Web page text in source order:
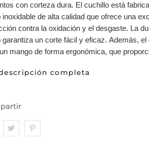
con corteza dura. El cuchillo está
inoxidable de alta calidad que ofrece una
contra la oxidación y el desgaste. La
garantiza un corte fácil y eficaz. Además, el
mango de forma ergonómica, que
completa